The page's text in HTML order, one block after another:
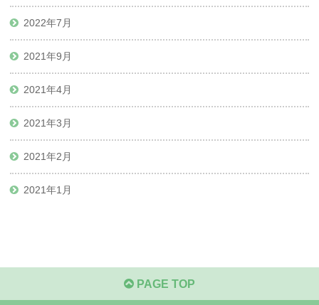
2022年7月
2021年9月
2021年4月
2021年3月
2021年2月
2021年1月
PAGE TOP